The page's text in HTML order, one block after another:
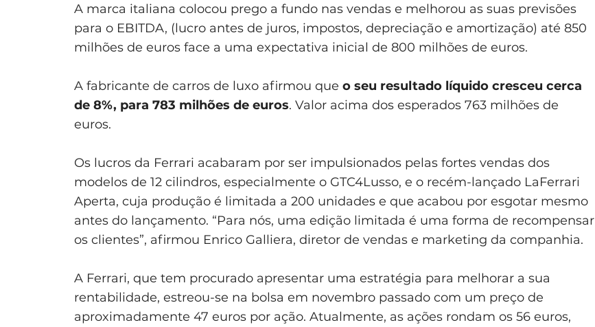
A marca italiana colocou prego a fundo nas vendas e melhorou as suas previsões
para o EBITDA, (lucro antes de juros, impostos, depreciação e amortização) até 850
milhões de euros face a uma expectativa inicial de 800 milhões de euros.
A fabricante de carros de luxo afirmou que o seu resultado líquido cresceu cerca
de 8%, para 783 milhões de euros. Valor acima dos esperados 763 milhões de
euros.
Os lucros da Ferrari acabaram por ser impulsionados pelas fortes vendas dos
modelos de 12 cilindros, especialmente o GTC4Lusso, e o recém-lançado LaFerrari
Aperta, cuja produção é limitada a 200 unidades e que acabou por esgotar mesmo
antes do lançamento. “Para nós, uma edição limitada é uma forma de recompensar
os clientes”, afirmou Enrico Galliera, diretor de vendas e marketing da companhia.
A Ferrari, que tem procurado apresentar uma estratégia para melhorar a sua
rentabilidade, estreou-se na bolsa em novembro passado com um preço de
aproximadamente 47 euros por ação. Atualmente, as ações rondam os 56 euros,